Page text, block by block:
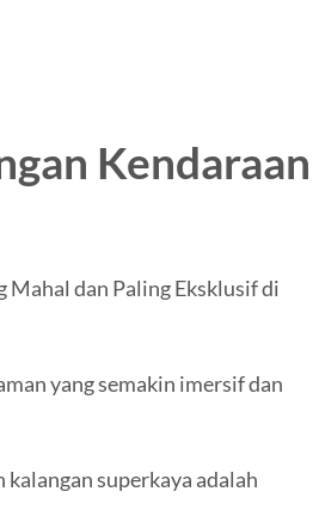
Kendaraan
dan Paling Eksklusif di
yang semakin imersif dan
superkaya adalah